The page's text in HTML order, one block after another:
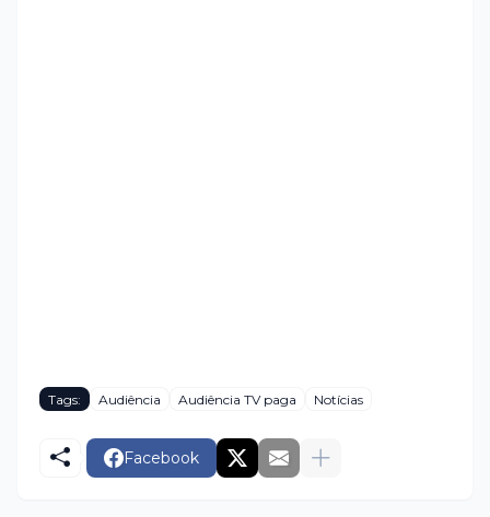
Tags: Audiência Audiência TV paga Notícias
Facebook